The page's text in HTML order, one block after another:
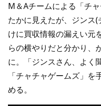
M＆Aチームによる「チ
たかに見えたが、ジンス
けに買収情報の漏えい元
らの横やりだと分かり、
に。「ジンスさん、よく
「チャチャゲームズ」
める。